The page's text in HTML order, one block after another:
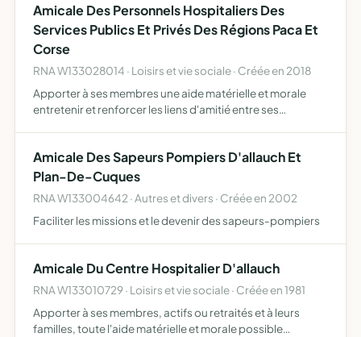
Amicale Des Personnels Hospitaliers Des
Services Publics Et Privés Des Régions Paca Et
Corse
RNA W133028014 · Loisirs et vie sociale · Créée en 2018
Apporter à ses membres une aide matérielle et morale
entretenir et renforcer les liens d'amitié entre ses
etc)
Amicale Des Sapeurs Pompiers D'allauch Et
Plan-De-Cuques
RNA W133004642 · Autres et divers · Créée en 2002
Faciliter les missions et le devenir des sapeurs-pompiers
Amicale Du Centre Hospitalier D'allauch
RNA W133010729 · Loisirs et vie sociale · Créée en 1981
Apporter à ses membres, actifs ou retraités et à leurs
familles, toute l'aide matérielle et morale possible